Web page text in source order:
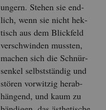
un­gern. Ste­hen sie end­
lich, wenn sie nicht hek­
tisch aus dem Blick­feld
ver­schwin­den muss­ten,
ma­chen sich die Schnür­
sen­kel selbst­stän­dig und
stö­ren vor­wit­zig her­ab­
hän­gend, und kaum zu